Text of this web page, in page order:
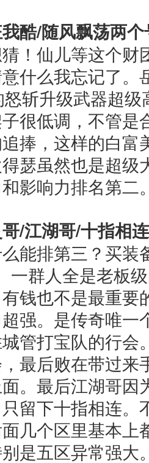
酷/随风飘荡两
！仙儿等这个财
什么我忘记了。
斩升级武器超
很低调，不管是
捧，这样的白富
瑟虽然也是超级
影响力排名第二
/江湖哥/十指相
能排第三？买装
一群人全是老板
钱也不是最重要
强。是传奇唯一
管打宝队的行会
最后败在带过来
。最后江湖哥因
留下十指相连。
几个区里基本上
是五区异常强大